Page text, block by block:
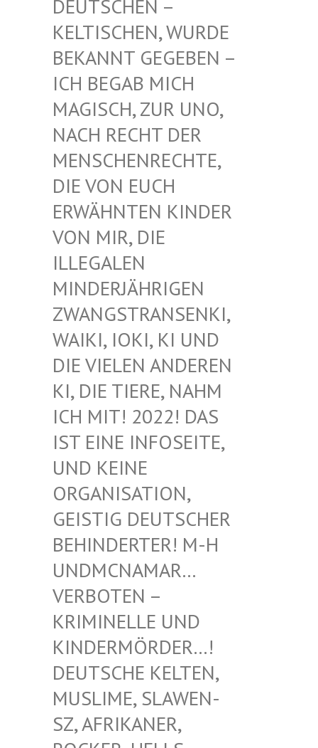
EUTSCHEN – K
ELTISCHEN, WURDE B
EKANNT GEGEBEN – I
CH BEGAB MICH M
AGISCH, ZUR UNO, N
ACH RECHT DER M
ENSCHENRECHTE, D
IE VON EUCH E
RWÄHNTEN KINDER V
ON MIR, DIE I
LLEGALEN M
INDERJÄHRIGEN Z
WANGSTRANSENKI, W
AIKI, IOKI, KI UND D
IE VIELEN ANDEREN K
I, DIE TIERE, NAHM I
CH MIT! 2022! DAS I
ST EINE INFOSEITE, U
ND KEINE O
RGANISATION, G
EISTIG DEUTSCHER B
EHINDERTER! M-H U
NDMCNAMAR… V
ERBOTEN – K
RIMINELLE UND K
INDERMÖRDER…! D
EUTSCHE KELTEN, M
USLIME, SLAWEN-S
Z, AFRIKANER, R